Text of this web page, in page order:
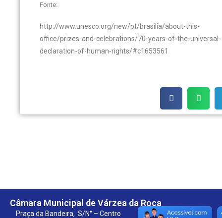
Fonte:
http://www.unesco.org/new/pt/brasilia/about-this-
office/prizes-and-celebrations/70-years-of-the-universal-
declaration-of-human-rights/#c1653561
Câmara Municipal de Várzea da Roça
Praça da Bandeira, S/N° – Centro